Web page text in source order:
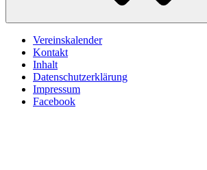
Vereinskalender
Kontakt
Inhalt
Datenschutzerklärung
Impressum
Facebook